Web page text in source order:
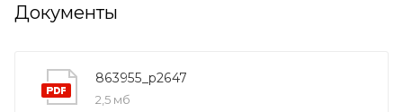
Документы
863955_p2647
2,5 мб